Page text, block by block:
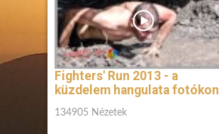
Fighters' Run 2013 - a
küzdelem hangulata fotókon
134905 Nézetek